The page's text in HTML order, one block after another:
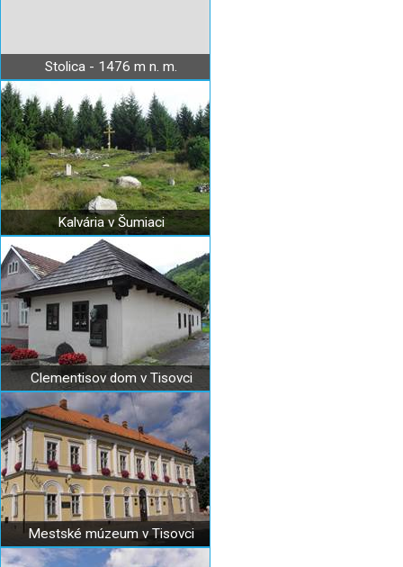
Stolica - 1476 m n. m.
Kalvária v Šumiaci
Clementisov dom v Tisovci
Mestské múzeum v Tisovci